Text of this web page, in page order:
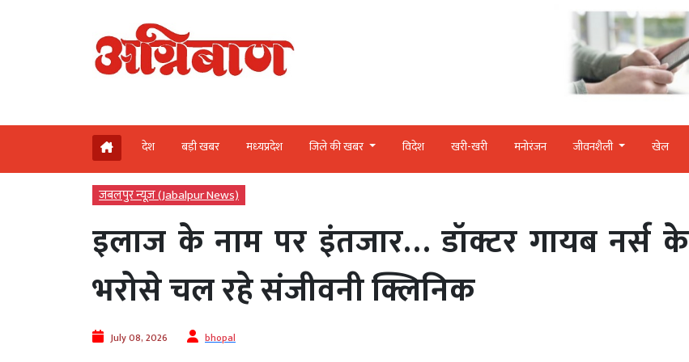
देश बड़ी खबर मध्‍यप्रदेश जिले की खबर विदेश खरी-खरी मनोरंजन जीवनशैली खेल
जबलपुर न्यूज़ (Jabalpur News)
इलाज के नाम पर इंतजार… डॉक्टर गायब नर्स के
भरोसे चल रहे संजीवनी क्लिनिक
July 08, 2026 bhopal